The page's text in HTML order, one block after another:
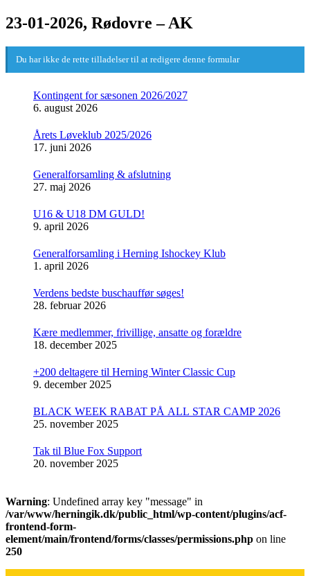
23-01-2026, Rødovre – AK
Du har ikke de rette tilladelser til at redigere denne formular
Kontingent for sæsonen 2026/2027
6. august 2026
Årets Løveklub 2025/2026
17. juni 2026
Generalforsamling & afslutning
27. maj 2026
U16 & U18 DM GULD!
9. april 2026
Generalforsamling i Herning Ishockey Klub
1. april 2026
Verdens bedste buschauffør søges!
28. februar 2026
Kære medlemmer, frivillige, ansatte og forældre
18. december 2025
+200 deltagere til Herning Winter Classic Cup
9. december 2025
BLACK WEEK RABAT PÅ ALL STAR CAMP 2026
25. november 2025
Tak til Blue Fox Support
20. november 2025
Warning: Undefined array key "message" in
/var/www/herningik.dk/public_html/wp-content/plugins/acf-
frontend-form-
element/main/frontend/forms/classes/permissions.php on line
250